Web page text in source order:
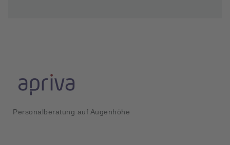
Personalberatung auf Augenhöhe